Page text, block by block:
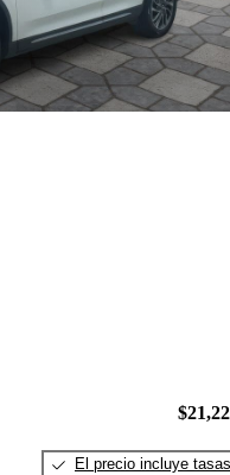
El precio incluye tasas